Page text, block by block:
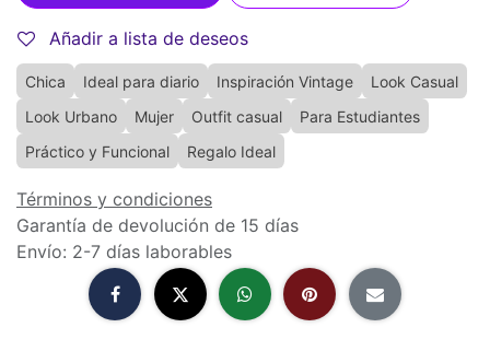
Añadir a lista de deseos
Chica Ideal para diario Inspiración Vintage
Look Casual
Look Urbano
Mujer Outfit casual
Para Estudiantes
Práctico y Funcional
Regalo Ideal
Términos y condiciones
Garantía de devolución de 15 días
Envío: 2-7 días laborables